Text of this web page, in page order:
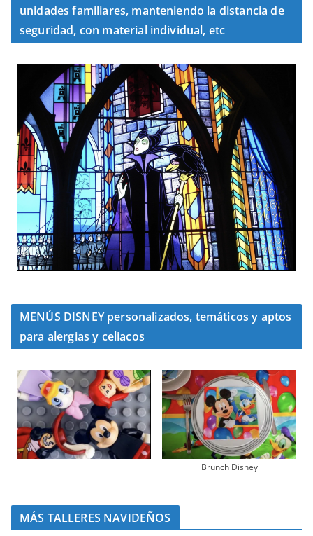
unidades familiares, manteniendo la distancia de
seguridad, con material individual, etc
MENÚS DISNEY personalizados, temáticos y aptos
para alergias y celiacos
Brunch Disney
MÁS TALLERES NAVIDEÑOS